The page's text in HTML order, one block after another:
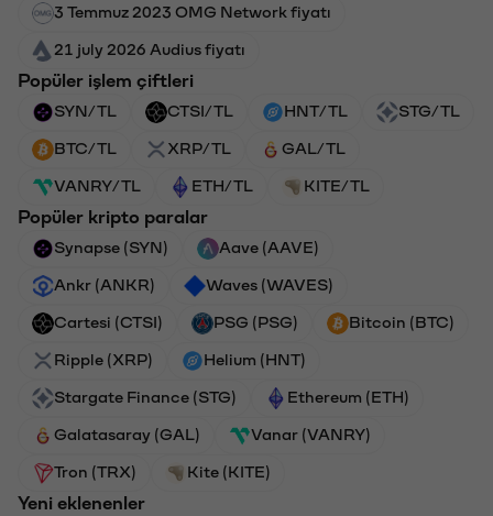
3 Temmuz 2023 OMG Network fiyatı
21 july 2026 Audius fiyatı
Popüler işlem çiftleri
SYN/TL CTSI/TL HNT/TL STG/TL
BTC/TL XRP/TL GAL/TL
VANRY/TL ETH/TL KITE/TL
Popüler kripto paralar
Synapse (SYN) Aave (AAVE)
Ankr (ANKR) Waves (WAVES)
Cartesi (CTSI) PSG (PSG) Bitcoin (BTC)
Ripple (XRP) Helium (HNT)
Stargate Finance (STG) Ethereum (ETH)
Galatasaray (GAL) Vanar (VANRY)
Tron (TRX) Kite (KITE)
Yeni eklenenler